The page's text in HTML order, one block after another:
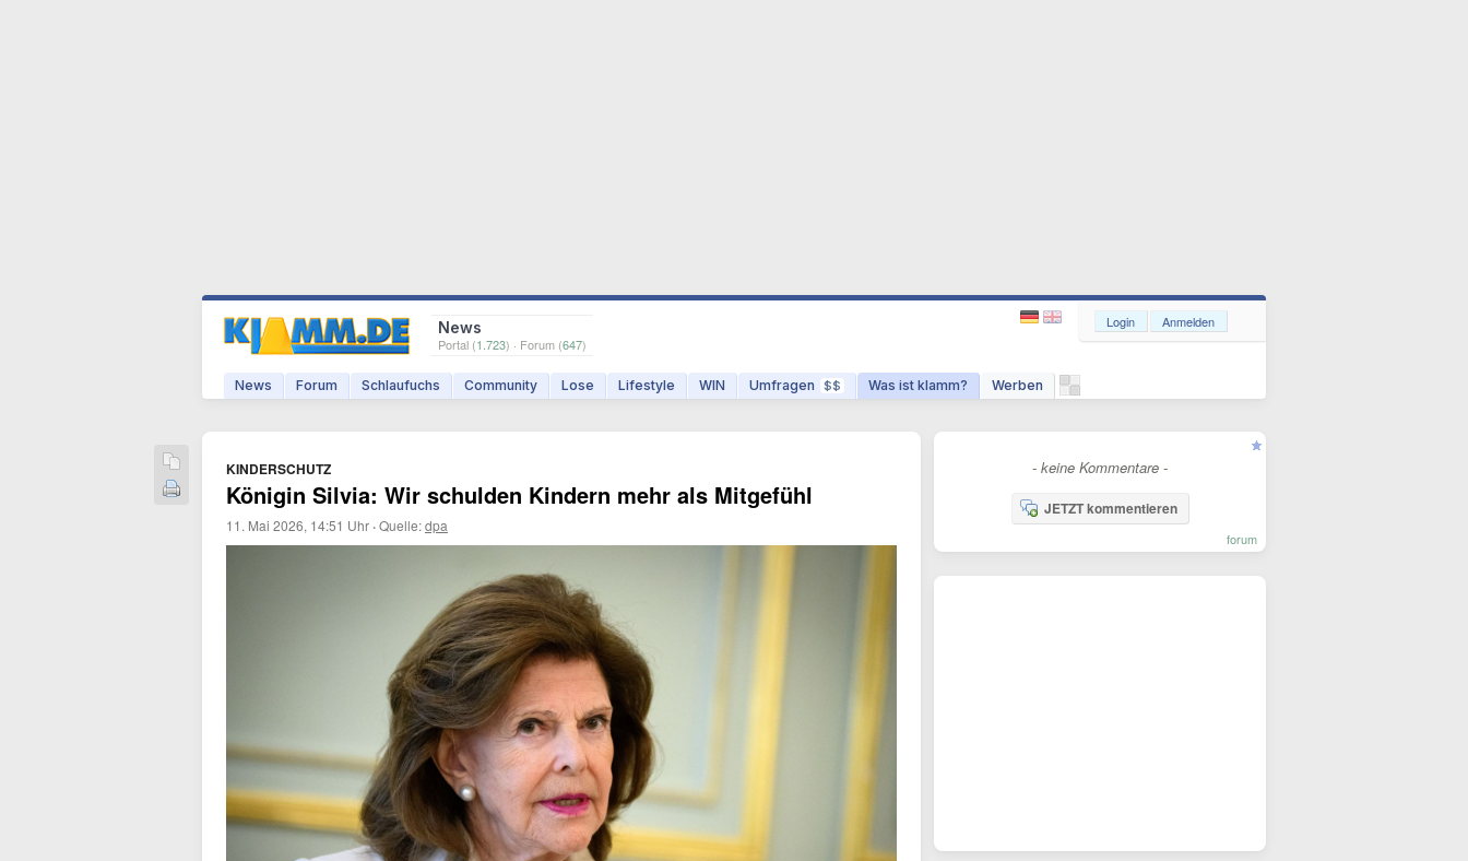
News
Portal (1.723) · Forum (647)
News Forum Schlaufuchs Community Lose Lifestyle WIN Umfragen $$ Was ist klamm? Werben
Login Anmelden
KINDERSCHUTZ
Königin Silvia: Wir schulden Kindern mehr als Mitgefühl
11. Mai 2026, 14:51 Uhr ·Quelle:dpa
- keine Kommentare -
JETZT kommentieren
forum